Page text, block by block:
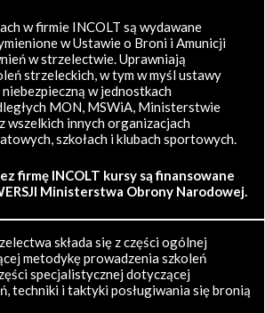
w firmie INCOLT są wydawane
w Ustawie o Broni i Amunicji
w strzelectwie. Uprawniają
strzeleckich, w tym w myśl ustawy
w jednostkach
MON, MSWiA, Ministerstwie
wszelkich innych organizacjach
szkołach i klubach sportowych.
firmę INCOLT kursy są finansowane
Ministerstwa Obrony Narodowej.
składa się z części ogólnej
metodykę prowadzenia szkoleń
specjalistycznej dotyczącej
techniki i taktyki posługiwania się bronią